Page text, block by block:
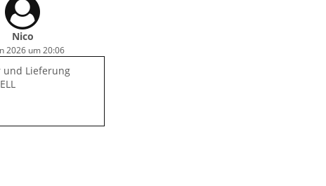
Nico
2026 um 20:06
und Lieferung